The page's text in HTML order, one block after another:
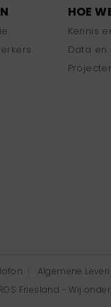
HOE
Kennis
Data en
Algemene
Friesland - Wij